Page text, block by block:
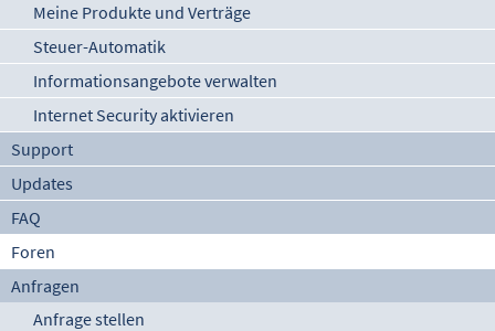
Meine Produkte und Verträge
Steuer-Automatik
Informationsangebote verwalten
Internet Security aktivieren
Support
Updates
FAQ
Foren
Anfragen
Anfrage stellen